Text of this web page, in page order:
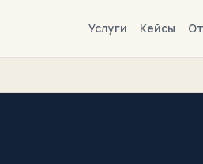
Услуги Кейсы